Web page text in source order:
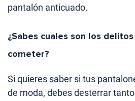
pantalón anticuado.
¿Sabes cuales son los
cometer?
Si quieres saber si tus
de moda, debes desterrar